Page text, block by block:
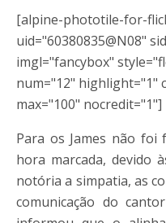
[alpine-phototile-for-
uid="60380835@N08"
imgl="fancybox"
num="12" highlight="1"
max="100" nocredit="1"]
Para os James não foi
hora marcada, devido
notória a simpatia, as
comunicação do